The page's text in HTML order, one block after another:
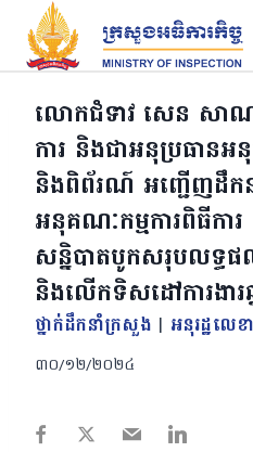
Skip
content
លោកជំទាវ សេន សាណ
ការ និងជាអនុប្រធានអ
និងពិព័រណ៍ អញ្ជើញដឹកនាំ
អនុគណៈកម្មការពិធីក
សន្និបាតបូកសរុបលទ្ធផ
និងលើកទិសដៅការងារ
ថ្នាក់ដឹកនាំក្រសួង | អនុរដ្ឋលេខ
៣០/១២/២០២៤